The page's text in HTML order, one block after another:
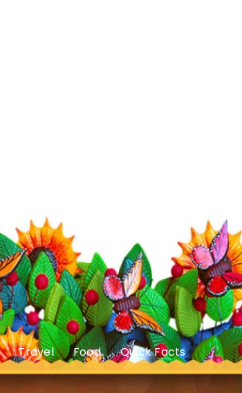
Travel Food Quick Facts